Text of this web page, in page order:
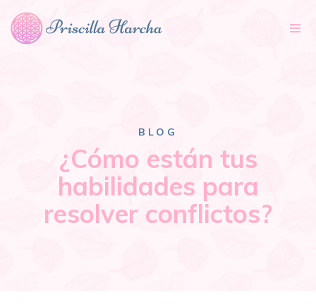
BLOG
¿Cómo están tus
habilidades para
resolver conflictos?